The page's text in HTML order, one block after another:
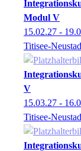
Modul V
15.02.27 -
Titisee-
V
15.03.27 -
Titisee-